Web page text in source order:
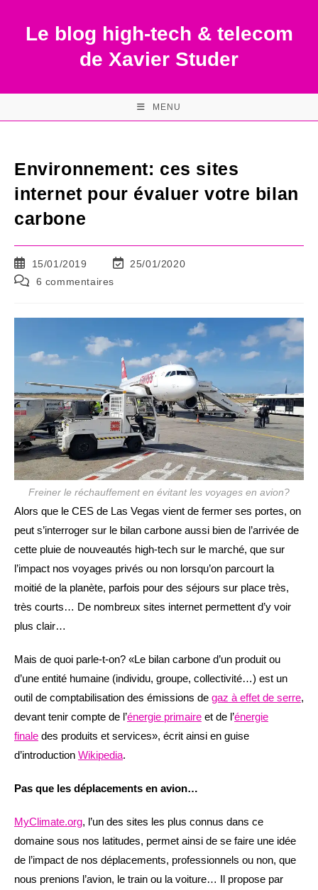
contentLe blog high-tech & telecom
de Xavier Studer
MENU
Environnement: ces sites
internet pour évaluer votre bilan
carbone
Publication
publiée :
15/01/2019
Dernière
publication :
25/01/2020
Commentaires
publication :
6 commentaires
Freiner le réchauffement en évitant les voyages en avion?
Alors que le CES de Las Vegas vient de fermer ses portes, on
peut s’interroger sur le bilan carbone aussi bien de l’arrivée de
cette pluie de nouveautés high-tech sur le marché, que sur
l’impact nos voyages privés ou non lorsqu’on parcourt la
moitié de la planète, parfois pour des séjours sur place très,
très courts… De nombreux sites internet permettent d’y voir
plus clair…
Mais de quoi parle-t-on? «Le bilan carbone d’un produit ou
d’une entité humaine (individu, groupe, collectivité…) est un
outil de comptabilisation des émissions de gaz à effet de serre,
devant tenir compte de l’énergie primaire et de l’énergie
finale des produits et services», écrit ainsi en guise
d’introduction Wikipedia.
Pas que les déplacements en avion…
MyClimate.org, l’un des sites les plus connus dans ce
domaine sous nos latitudes, permet ainsi de se faire une idée
de l’impact de nos déplacements, professionnels ou non, que
nous prenions l’avion, le train ou la voiture… Il propose par